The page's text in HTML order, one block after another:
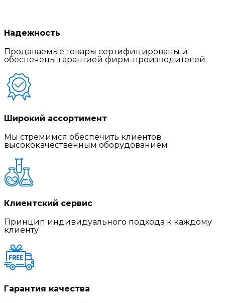
Надежность
Продаваемые товары сертифицированы и
обеспечены гарантией фирм-производителей
Широкий ассортимент
Мы стремимся обеспечить клиентов
высококачественным оборудованием
Клиентский сервис
Принцип индивидуального подхода к каждому
клиенту
Гарантия качества